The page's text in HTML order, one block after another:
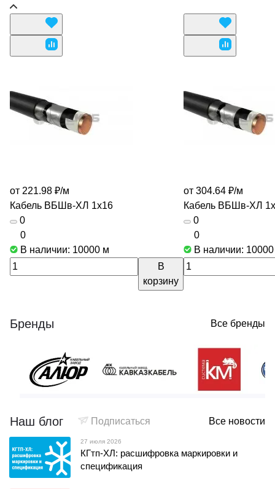
от 221.98 ₽/м
Кабель ВБШв-ХЛ 1х16
0
0
В наличии: 10000 м
В
корзину
от 304.64 ₽/м
Кабель ВБШв-ХЛ
0
0
В наличии:
Бренды Все бренды
Наш блог Подписаться Все новости
27 июля 2026
КГтп-ХЛ: расшифровка маркировки и
спецификация